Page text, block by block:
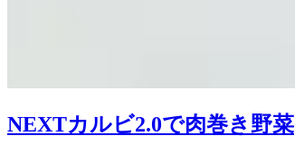
NEXTカルビ2.0で肉巻き野菜